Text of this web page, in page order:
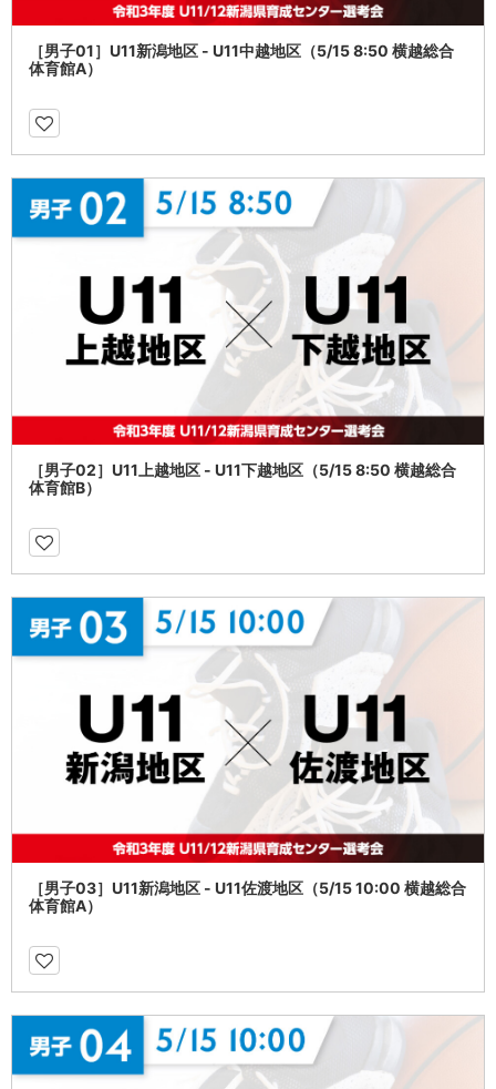
［男子01］U11新潟地区 - U11中越地区（5/15 8:50 横越総合
体育館A）
［男子02］U11上越地区 - U11下越地区（5/15 8:50 横越総合
体育館B）
［男子03］U11新潟地区 - U11佐渡地区（5/15 10:00 横越総合
体育館A）